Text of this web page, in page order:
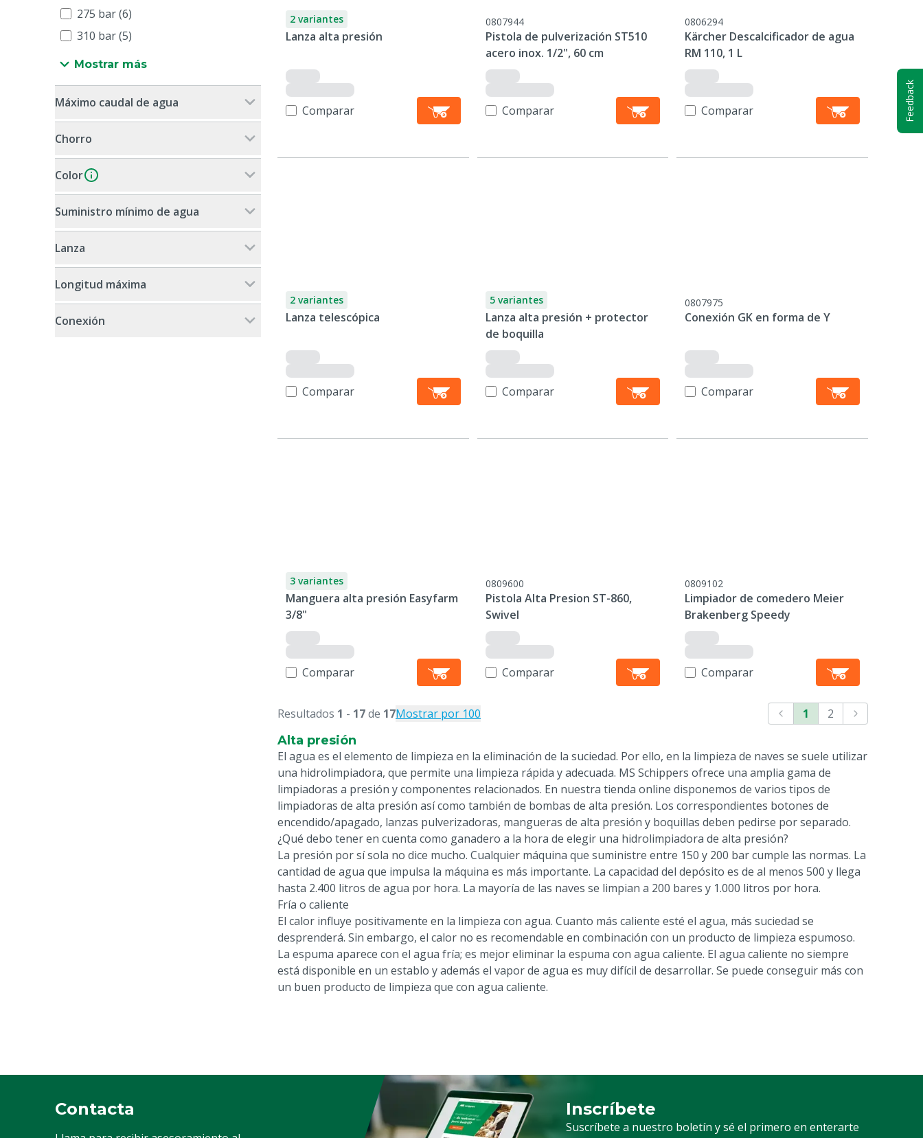
275 bar (6)
310 bar (5)
Mostrar más
Máximo caudal de agua
Chorro
Color
Suministro mínimo de agua
Lanza
Longitud máxima
Conexión
2 variantes
Lanza alta presión
Comparar
0807944
Pistola de pulverización ST510
acero inox. 1/2", 60 cm
Comparar
0806294
Kärcher Descalcificador de agua
RM 110, 1 L
Comparar
2 variantes
Lanza telescópica
Comparar
5 variantes
Lanza alta presión + protector
de boquilla
Comparar
0807975
Conexión GK en forma de Y
Comparar
3 variantes
Manguera alta presión Easyfarm
3/8"
Comparar
0809600
Pistola Alta Presion ST-860,
Swivel
Comparar
0809102
Limpiador de comedero Meier
Brakenberg Speedy
Comparar
Resultados 1 - 17de 17Mostrar por 100 1
2
Alta presión
El agua es el elemento de limpieza en la eliminación de la suciedad. Por ello, en la limpieza de naves se suele utilizar
una hidrolimpiadora, que permite una limpieza rápida y adecuada. MS Schippers ofrece una amplia gama de
limpiadoras a presión y componentes relacionados. En nuestra tienda online disponemos de varios tipos de
limpiadoras de alta presión así como también de bombas de alta presión. Los correspondientes botones de
encendido/apagado, lanzas pulverizadoras, mangueras de alta presión y boquillas deben pedirse por separado.
¿Qué debo tener en cuenta como ganadero a la hora de elegir una hidrolimpiadora de alta presión?
La presión por sí sola no dice mucho. Cualquier máquina que suministre entre 150 y 200 bar cumple las normas. La
cantidad de agua que impulsa la máquina es más importante. La capacidad del depósito es de al menos 500 y llega
hasta 2.400 litros de agua por hora. La mayoría de las naves se limpian a 200 bares y 1.000 litros por hora.
Fría o caliente
El calor influye positivamente en la limpieza con agua. Cuanto más caliente esté el agua, más suciedad se
desprenderá. Sin embargo, el calor no es recomendable en combinación con un producto de limpieza espumoso.
La espuma aparece con el agua fría; es mejor eliminar la espuma con agua caliente. El agua caliente no siempre
está disponible en un establo y además el vapor de agua es muy difícil de desarrollar. Se puede conseguir más con
un buen producto de limpieza que con agua caliente.
Contacta Inscríbete
Suscríbete a nuestro boletín y sé el primero en enterarte
Suscripción a nuestro boletín
Feedback